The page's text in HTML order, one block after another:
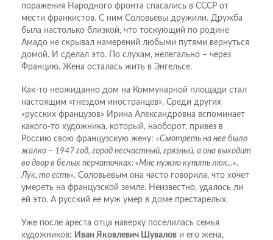
поражения Народного фронта спасались в СССР от
мести франкистов. С ним Соловьевы дружили. Дружба
была настолько близкой, что тоскующий по родине
Амадо не скрывал намерений любыми путями вернуться
домой. И сделал это. По слухам, нелегально – через
Францию. Жена осталась жить в Энгельсе.
Как-то неожиданно дом на Коммунарной площади стал
настоящим «гнездом иностранцев». Среди других
«русских французов» Ирина Александровна вспоминает
какого-то художника, который, наоборот, привез в
Россию свою французскую жену: «Смотреть на нее было
жалко – 1947 год, город несчастный, грязный, а она выходит
во двор в белых перчаточках: «Мне нужно купить люк...».
Лук, то есть». Соловьевым она часто говорила, что хочет
умереть на французской земле. Неизвестно, удалось ли
ей это. А русский ее муж умер в доме престарелых.
Уже после ареста отца наверху поселилась семья
художников: Иван Яковлевич Шувалов и его жена,